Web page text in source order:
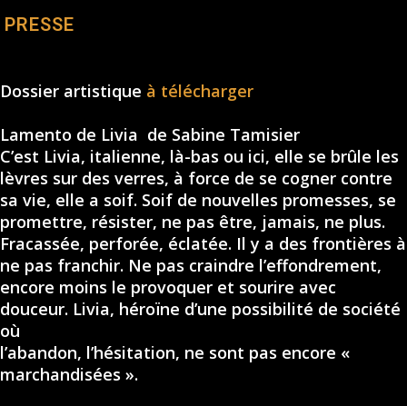
PRESSE
Dossier artistique à télécharger
Lamento de Livia de Sabine Tamisier
C’est Livia, italienne, là-bas ou ici, elle se brûle les
lèvres sur des verres, à force de se cogner contre
sa vie, elle a soif. Soif de nouvelles promesses, se
promettre, résister, ne pas être, jamais, ne plus.
Fracassée, perforée, éclatée. Il y a des frontières à
ne pas franchir. Ne pas craindre l’effondrement,
encore moins le provoquer et sourire avec
douceur. Livia, héroïne d’une possibilité de société
où
l’abandon, l’hésitation, ne sont pas encore «
marchandisées ».